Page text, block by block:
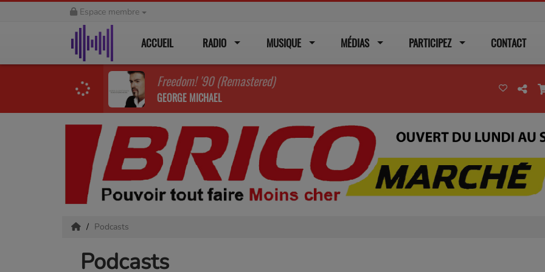
Espace membre
ACCUEIL RADIO MUSIQUE MÉDIAS PARTICIPEZ CONTACT
Freedom! '90 (Remastered)
GEORGE MICHAEL
Podcasts
Podcasts